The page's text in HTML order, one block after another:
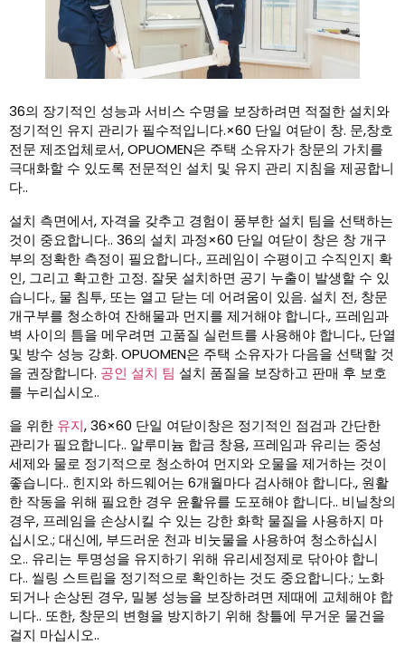
36의 장기적인 성능과 서비스 수명을 보장하려면 적절한 설치와
정기적인 유지 관리가 필수적입니다.×60 단일 여닫이 창. 문,창호
전문 제조업체로서, OPUOMEN은 주택 소유자가 창문의 가치를
극대화할 수 있도록 전문적인 설치 및 유지 관리 지침을 제공합니
다..
설치 측면에서, 자격을 갖추고 경험이 풍부한 설치 팀을 선택하는
것이 중요합니다.. 36의 설치 과정×60 단일 여닫이 창은 창 개구
부의 정확한 측정이 필요합니다., 프레임이 수평이고 수직인지 확
인, 그리고 확고한 고정. 잘못 설치하면 공기 누출이 발생할 수 있
습니다., 물 침투, 또는 열고 닫는 데 어려움이 있음. 설치 전, 창문
개구부를 청소하여 잔해물과 먼지를 제거해야 합니다., 프레임과
벽 사이의 틈을 메우려면 고품질 실런트를 사용해야 합니다., 단열
및 방수 성능 강화. OPUOMEN은 주택 소유자가 다음을 선택할 것
을 권장합니다. 공인 설치 팀 설치 품질을 보장하고 판매 후 보호
를 누리십시오..
을 위한 유지, 36×60 단일 여닫이창은 정기적인 점검과 간단한
관리가 필요합니다.. 알루미늄 합금 창용, 프레임과 유리는 중성
세제와 물로 정기적으로 청소하여 먼지와 오물을 제거하는 것이
좋습니다.. 힌지와 하드웨어는 6개월마다 검사해야 합니다., 원활
한 작동을 위해 필요한 경우 윤활유를 도포해야 합니다.. 비닐창의
경우, 프레임을 손상시킬 수 있는 강한 화학 물질을 사용하지 마
십시오.; 대신에, 부드러운 천과 비눗물을 사용하여 청소하십시
오.. 유리는 투명성을 유지하기 위해 유리세정제로 닦아야 합니
다.. 씰링 스트립을 정기적으로 확인하는 것도 중요합니다.; 노화
되거나 손상된 경우, 밀봉 성능을 보장하려면 제때에 교체해야 합
니다.. 또한, 창문의 변형을 방지하기 위해 창틀에 무거운 물건을
걸지 마십시오..